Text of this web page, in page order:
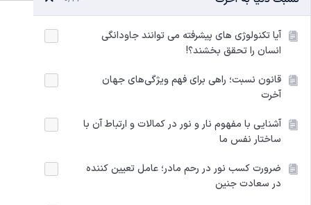
آیا تکنولوژی‌ های پیشرفته می‌ توانند جاودانگی
انسان را تحقق بخشند؟!
قانون نسبت؛ راهی برای فهم ویژگی‌های جهان
آخرت
آشنایی با مفهوم نار و نور در کمالات و ارتباط آن با
ساختار نفس ما
ضرورت کسب نور در رحم مادر؛ عامل تعیین کننده
در سعادت جنین